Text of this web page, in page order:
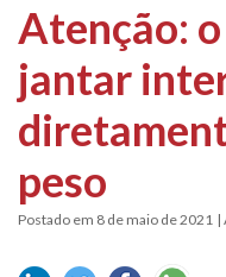
Atenção:
jantar
peso
Postado em 8 de maio de 2021 |